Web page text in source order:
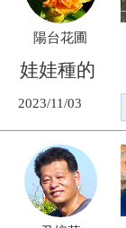
陽台花圃
娃娃種的
2023/11/03